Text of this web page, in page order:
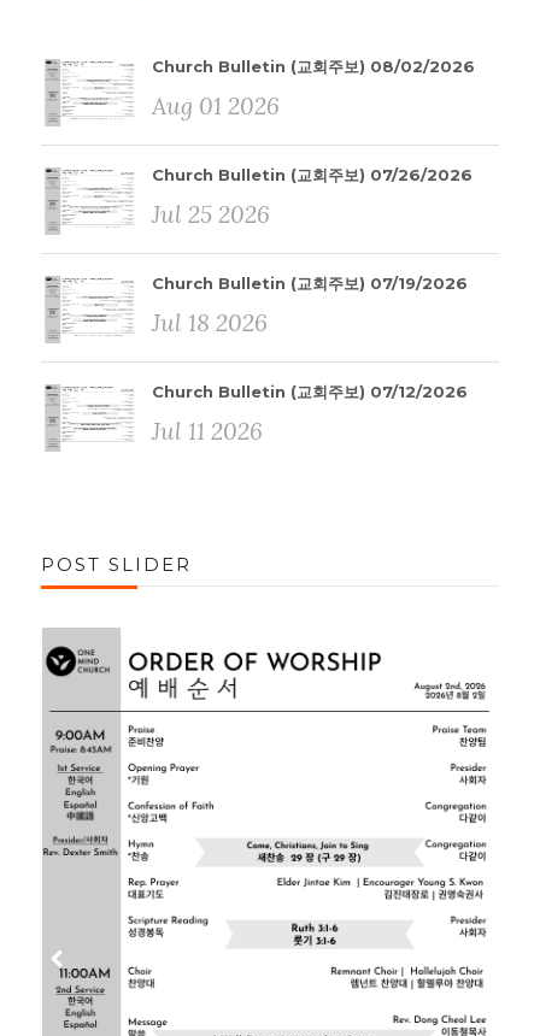
Church Bulletin (교회주보) 08/02/2026
Aug 01 2026
Church Bulletin (교회주보) 07/26/2026
Jul 25 2026
Church Bulletin (교회주보) 07/19/2026
Jul 18 2026
Church Bulletin (교회주보) 07/12/2026
Jul 11 2026
POST SLIDER